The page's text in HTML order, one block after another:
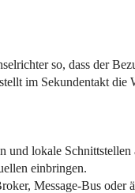
so, dass der
im Sekundentakt die
und lokale
einbringen.
Message-Bus oder